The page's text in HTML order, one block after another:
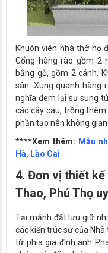
Khuôn viên nhà thờ họ
Cổng hàng rào gồm 2
bằng gỗ, gồm 2 cánh.
sân. Xung quanh hàng
nghĩa đem lại sự sung
các cây cau, trồng
phần tạo nên không
****Xem thêm: Mẫu
Hà, Lào Cai
4. Đơn vị thiết kế
Thao, Phú Thọ
Tại mảnh đất lưu giữ
các kiến trúc sư của
từ phía gia đình anh